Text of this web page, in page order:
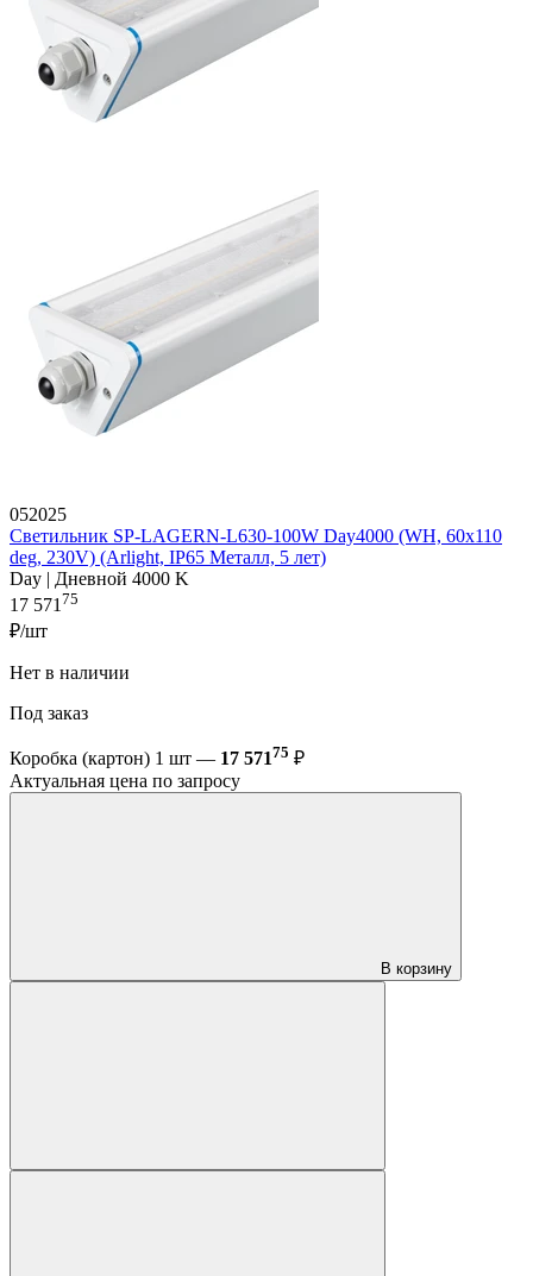
052025
Светильник SP-LAGERN-L630-100W Day4000 (WH, 60х110
deg, 230V) (Arlight, IP65 Металл, 5 лет)
Day | Дневной 4000 K
17 57175
₽/шт
Нет в наличии
Под заказ
Коробка (картон) 1 шт — 17 57175 ₽
Актуальная цена по запросу
В корзину